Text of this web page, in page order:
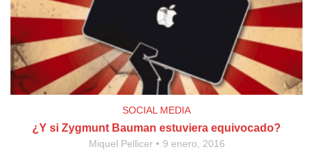
SOCIAL MEDIA
¿Y si Zygmunt Bauman estuviera equivocado?
Miquel Pellicer 9 enero, 2016